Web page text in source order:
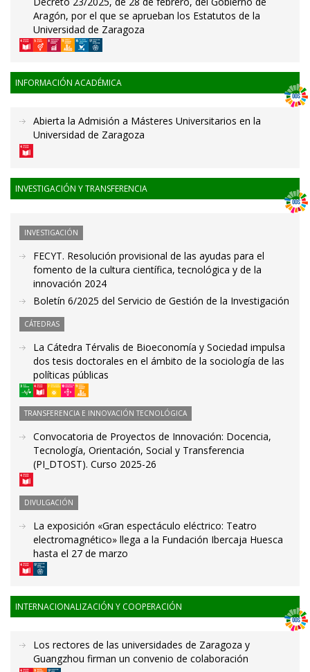
Aragón, por el que se aprueban los Estatutos de la
Universidad de Zaragoza
INFORMACIÓN ACADÉMICA
Abierta la Admisión a Másteres Universitarios en la
Universidad de Zaragoza
INVESTIGACIÓN Y TRANSFERENCIA
INVESTIGACIÓN
FECYT. Resolución provisional de las ayudas para el
fomento de la cultura científica, tecnológica y de la
innovación 2024
Boletín 6/2025 del Servicio de Gestión de la Investigación
CÁTEDRAS
La Cátedra Térvalis de Bioeconomía y Sociedad impulsa
dos tesis doctorales en el ámbito de la sociología de las
políticas públicas
TRANSFERENCIA E INNOVACIÓN TECNOLÓGICA
Convocatoria de Proyectos de Innovación: Docencia,
Tecnología, Orientación, Social y Transferencia
(PI_DTOST). Curso 2025-26
DIVULGACIÓN
La exposición «Gran espectáculo eléctrico: Teatro
electromagnético» llega a la Fundación Ibercaja Huesca
hasta el 27 de marzo
INTERNACIONALIZACIÓN Y COOPERACIÓN
Los rectores de las universidades de Zaragoza y
Guangzhou firman un convenio de colaboración